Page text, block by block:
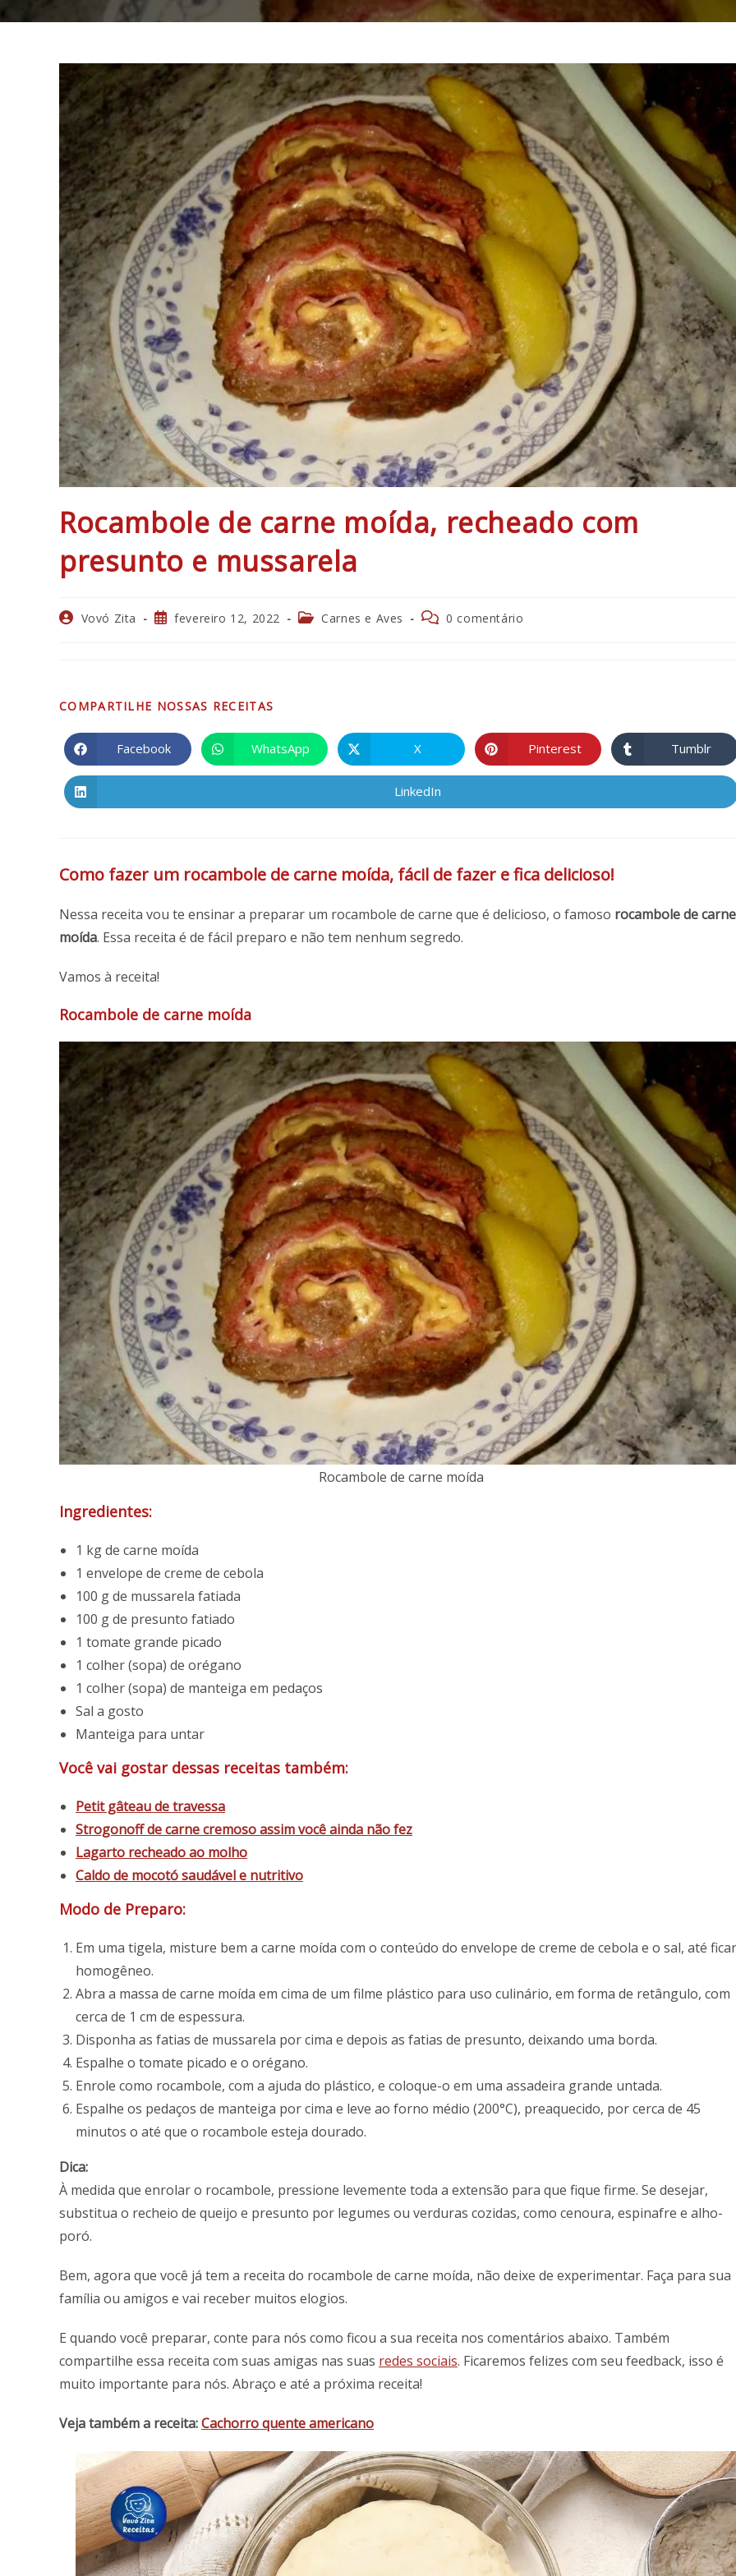
Rocambole de carne moída, recheado com
presunto e mussarela
AutorVovó Zita
Postfevereiro 12, 2022
Categoria
Carnes e Aves
Comentários
0 comentário
COMPARTILHE NOSSAS RECEITAS
ESTE
CONTEÚDO
Abre
em
uma
Facebook Abre
em
uma
WhatsApp Abre
em
uma
nova
janela
X Abre
em
uma
Pinterest Abre
em
uma
Tumblr
Abre
em
LinkedIn
Como fazer um rocambole de carne moída, fácil de fazer e fica delicioso!
Nessa receita vou te ensinar a preparar um rocambole de carne que é delicioso, o famoso rocambole de carne
moída. Essa receita é de fácil preparo e não tem nenhum segredo.
Vamos à receita!
Rocambole de carne moída
Rocambole de carne moída
Ingredientes:
1 kg de carne moída
1 envelope de creme de cebola
100 g de mussarela fatiada
100 g de presunto fatiado
1 tomate grande picado
1 colher (sopa) de orégano
1 colher (sopa) de manteiga em pedaços
Sal a gosto
Manteiga para untar
Você vai gostar dessas receitas também:
Petit gâteau de travessa
Strogonoff de carne cremoso assim você ainda não fez
Lagarto recheado ao molho
Caldo de mocotó saudável e nutritivo
Modo de Preparo:
Em uma tigela, misture bem a carne moída com o conteúdo do envelope de creme de cebola e o sal, até ficar
homogêneo.
Abra a massa de carne moída em cima de um filme plástico para uso culinário, em forma de retângulo, com
cerca de 1 cm de espessura.
Disponha as fatias de mussarela por cima e depois as fatias de presunto, deixando uma borda.
Espalhe o tomate picado e o orégano.
Enrole como rocambole, com a ajuda do plástico, e coloque-o em uma assadeira grande untada.
Espalhe os pedaços de manteiga por cima e leve ao forno médio (200°C), preaquecido, por cerca de 45
minutos o até que o rocambole esteja dourado.
Dica:
À medida que enrolar o rocambole, pressione levemente toda a extensão para que fique firme. Se desejar,
substitua o recheio de queijo e presunto por legumes ou verduras cozidas, como cenoura, espinafre e alho-
poró.
Bem, agora que você já tem a receita do rocambole de carne moída, não deixe de experimentar. Faça para sua
família ou amigos e vai receber muitos elogios.
E quando você preparar, conte para nós como ficou a sua receita nos comentários abaixo. Também
compartilhe essa receita com suas amigas nas suas redes sociais. Ficaremos felizes com seu feedback, isso é
muito importante para nós. Abraço e até a próxima receita!
Veja também a receita:Cachorro quente americano